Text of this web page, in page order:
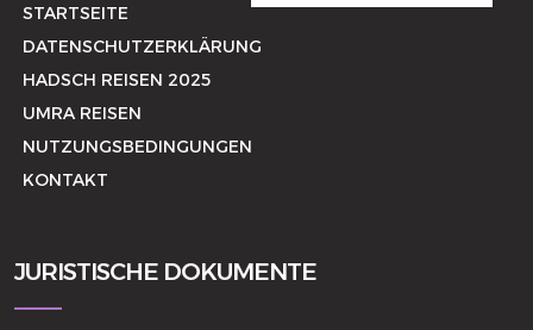
STARTSEITE
DATENSCHUTZERKLÄRUNG
HADSCH REISEN 2025
UMRA REISEN
NUTZUNGSBEDINGUNGEN
KONTAKT
JURISTISCHE DOKUMENTE